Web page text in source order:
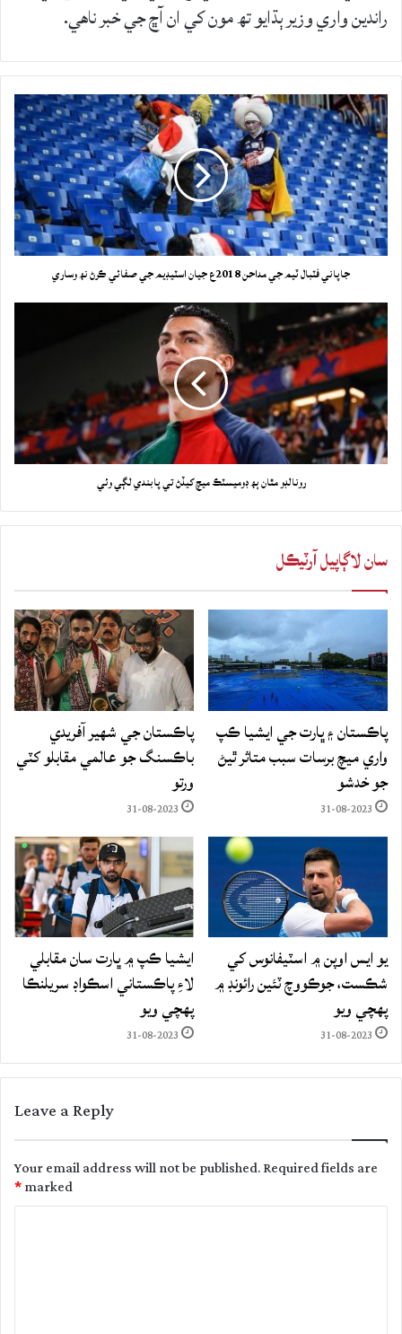
راندين واري وزير ٻڌايو تھ مون کي ان آڇ جي خبر ناهي.
جاپاني فٽبال ٽيم جي مداحن 2018ع جيان اسٽيڊيم جي صفائي ڪرڻ نھ وساري
رونالڊو مٿان ٻھ ڊوميسٽڪ ميچ کيڏڻ تي پابندي لڳي وئي
سان لاڳاپيل آرٽيڪل
پاڪستان ۽ ڀارت جي ايشيا ڪپ
واري ميچ برسات سبب متاثر ٿيڻ
جو خدشو
31-08-2023
پاڪستان جي شهير آفريدي
باڪسنگ جو عالمي مقابلو کٽي
ورتو
31-08-2023
يو ايس اوپن ۾ اسٽيفانوس کي
شڪست، جوڪووچ ٽئين رائونڊ ۾
پهچي ويو
31-08-2023
ايشيا ڪپ ۾ ڀارت سان مقابلي
لاءِ پاڪستاني اسڪواڊ سريلنڪا
پهچي ويو
31-08-2023
Leave a Reply
Your email address will not be published.Required fields are
marked
*